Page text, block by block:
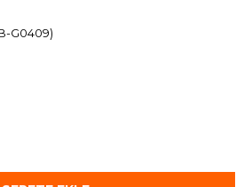
G0409)